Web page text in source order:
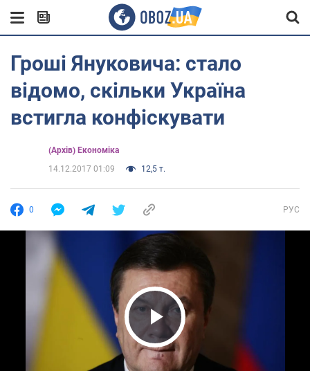
Гроші Януковича: стало
відомо, скільки Україна
встигла конфіскувати
(Архів) Економіка
14.12.2017 01:09
12,5 т.
0 РУС
Play Video